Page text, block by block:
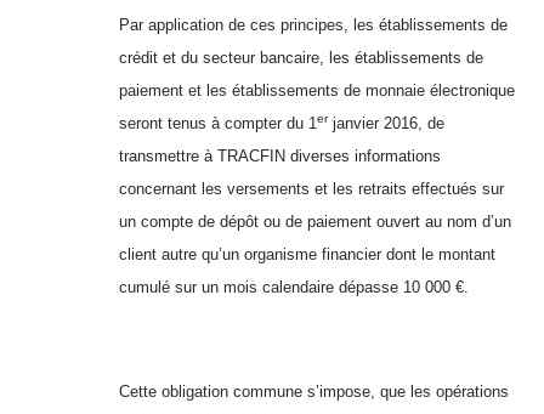
Par application de ces principes, les établissements de
crédit et du secteur bancaire, les établissements de
paiement et les établissements de monnaie électronique
seront tenus à compter du 1erjanvier 2016, de
transmettre à TRACFIN diverses informations
concernant les versements et les retraits effectués sur
un compte de dépôt ou de paiement ouvert au nom d’un
client autre qu’un organisme financier dont le montant
cumulé sur un mois calendaire dépasse 10 000 €.
Cette obligation commune s’impose, que les opérations